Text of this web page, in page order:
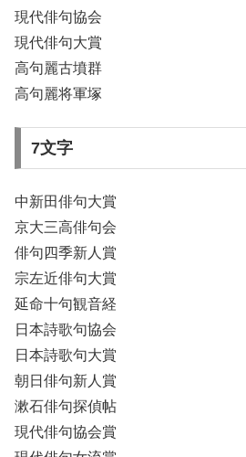
現代俳句協会
現代俳句大賞
高句麗古墳群
高句麗将軍塚
7文字
中新田俳句大賞
京大三高俳句会
俳句四季新人賞
宗左近俳句大賞
延命十句観音経
日本詩歌句協会
日本詩歌句大賞
朝日俳句新人賞
漱石俳句探偵帖
現代俳句協会賞